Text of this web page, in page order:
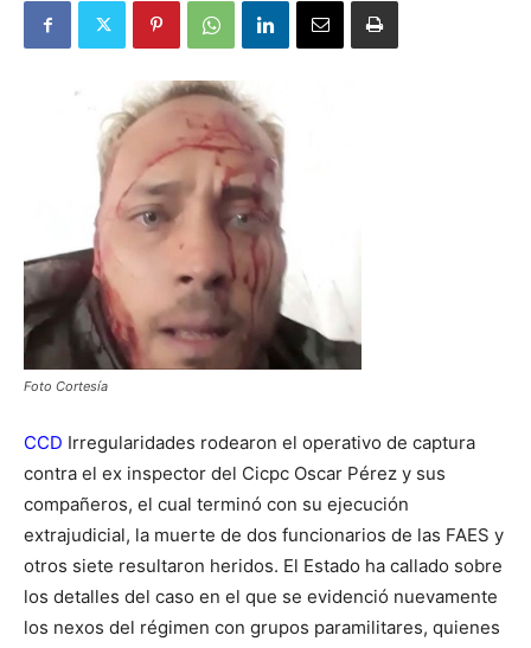
Foto Cortesía
CCD Irregularidades rodearon el operativo de captura
contra el ex inspector del Cicpc Oscar Pérez y sus
compañeros, el cual terminó con su ejecución
extrajudicial, la muerte de dos funcionarios de las FAES y
otros siete resultaron heridos. El Estado ha callado sobre
los detalles del caso en el que se evidenció nuevamente
los nexos del régimen con grupos paramilitares, quienes